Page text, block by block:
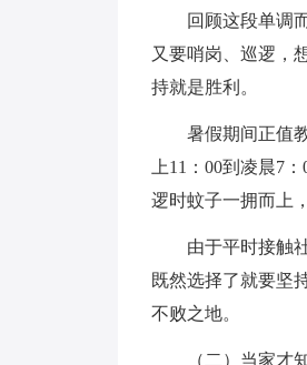
回顾这段单调而
又要哨岗、巡逻，
持就是胜利。
暑假期间正值教
上11：00到凌晨7
逻时蚊子一拥而上
由于平时接触社
既然选择了就要坚
不败之地。
（二）当家才